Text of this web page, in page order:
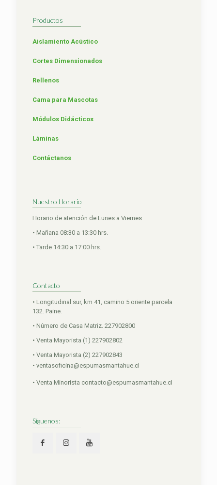
Productos
Aislamiento Acústico
Cortes Dimensionados
Rellenos
Cama para Mascotas
Módulos Didácticos
Láminas
Contáctanos
Nuestro Horario
Horario de atención de Lunes a Viernes
• Mañana 08:30 a 13:30 hrs.
• Tarde 14:30 a 17:00 hrs.
Contacto
• Longitudinal sur, km 41, camino 5 oriente parcela
132. Paine.
• Número de Casa Matriz. 227902800
• Venta Mayorista (1) 227902802
• Venta Mayorista (2) 227902843
• ventasoficina@espumasmantahue.cl
• Venta Minorista contacto@espumasmantahue.cl
Síguenos: